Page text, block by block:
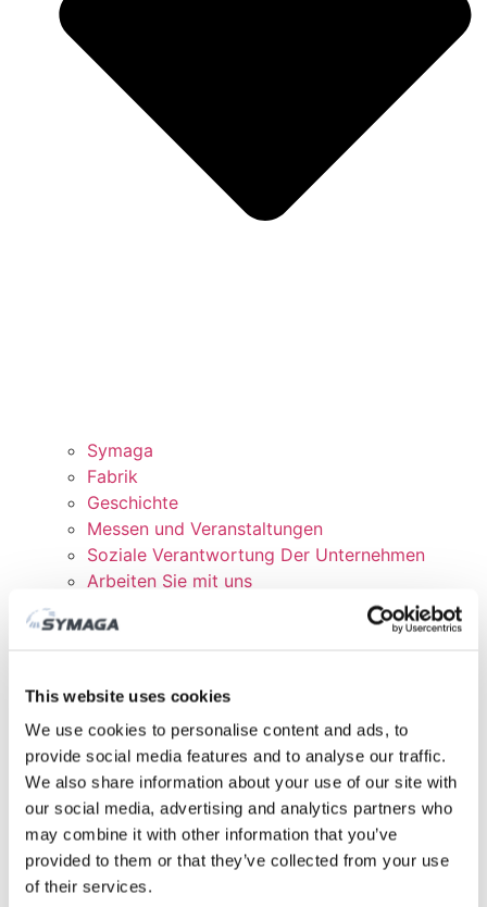
This website uses cookies
We use cookies to personalise content and ads, to
provide social media features and to analyse our traffic.
We also share information about your use of our site with
our social media, advertising and analytics partners who
may combine it with other information that you’ve
provided to them or that they’ve collected from your use
of their services.
Symaga
Fabrik
Geschichte
Messen und Veranstaltungen
Soziale Verantwortung Der Unternehmen
Arbeiten Sie mit uns
DOWNLOADEN